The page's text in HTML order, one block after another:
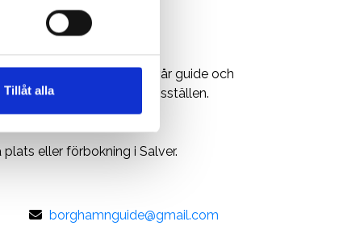
Tillåt alla
spår. Följ med vår guide och
och andra stenbrytningsställen.
eller förbokning i Salver.
borghamnguide@gmail.com